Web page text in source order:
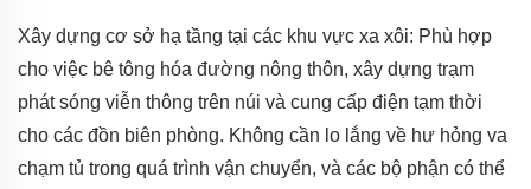
Xây dựng cơ sở hạ tầng tại các khu vực xa xôi: Phù hợp
cho việc bê tông hóa đường nông thôn, xây dựng trạm
phát sóng viễn thông trên núi và cung cấp điện tạm thời
cho các đồn biên phòng. Không cần lo lắng về hư hỏng va
chạm tủ trong quá trình vận chuyển, và các bộ phận có thể